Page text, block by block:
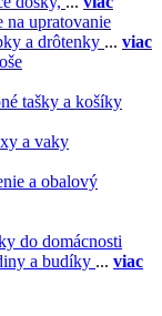
na upratovanie
a drôtenky ... viac
tašky a košíky
a vaky
a obalový
do domácnosti
a budíky ... viac